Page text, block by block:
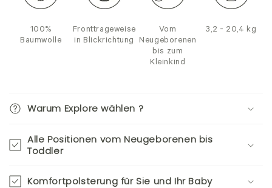
100%
Baumwolle
Fronttrageweise
in Blickrichtung
Vom
Neugeborenen
bis zum
Kleinkind
3,2 - 20,4 kg
Warum Explore wählen ?
Alle Positionen vom Neugeborenen bis
Toddler
Komfortpolsterung für Sie und Ihr Baby